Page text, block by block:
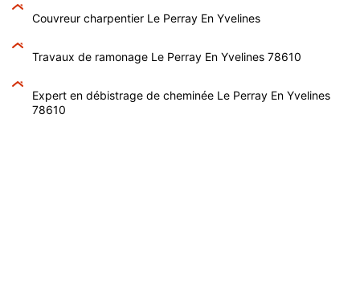
Couvreur charpentier Le Perray En Yvelines
Travaux de ramonage Le Perray En Yvelines 78610
Expert en débistrage de cheminée Le Perray En Yvelines
78610